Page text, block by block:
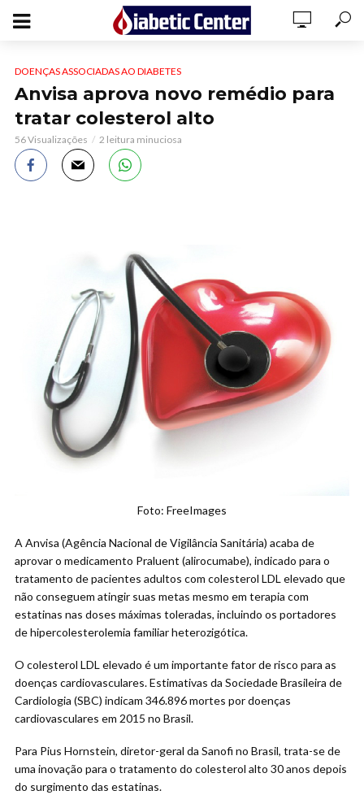
DOENÇAS ASSOCIADAS AO DIABETES
Anvisa aprova novo remédio para
tratar colesterol alto
56 Visualizações 2 leitura minuciosa
Foto: FreeImages
A Anvisa (Agência Nacional de Vigilância Sanitária) acaba de
aprovar o medicamento Praluent (alirocumabe), indicado para o
tratamento de pacientes adultos com colesterol LDL elevado que
não conseguem atingir suas metas mesmo em terapia com
estatinas nas doses máximas toleradas, incluindo os portadores
de hipercolesterolemia familiar heterozigótica.
O colesterol LDL elevado é um importante fator de risco para as
doenças cardiovasculares.Estimativas da Sociedade Brasileira de
Cardiologia (SBC) indicam 346.896 mortes por doenças
cardiovasculares em 2015 no Brasil.
Para Pius Hornstein, diretor-geral da Sanofi no Brasil, trata-se de
uma inovação para o tratamento do colesterol alto 30 anos depois
do surgimento das estatinas.